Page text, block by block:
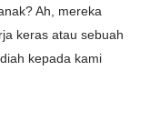
Ah, mereka
keras atau sebuah
kepada kami